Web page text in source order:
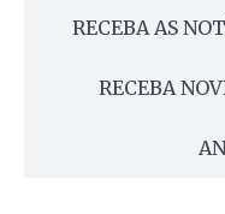
RECEBA AS
RECEBA